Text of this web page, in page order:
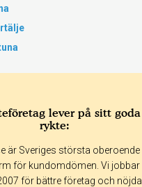
lever på sitt goda
rykte:
är Sveriges största oberoende
för kundomdömen. Vi jobbar
för bättre företag och nöjda